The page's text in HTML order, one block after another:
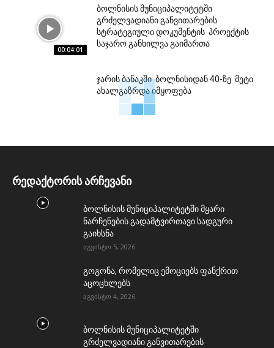
00:04:01
ბოლნისის მუნიციპალიტეტში
გრძელვადიანი განვითარების
სტრატეგიული დოკუმენტის პროექტის
საჯარო განხილვა გაიმართა
ჯარის ბანაკში ბოლნისიდან 40-ზე მეტი
ახალგაზრდა იმყოფება
რედაქტორის არჩევანი
ბოლნისის მუნიციპალიტეტში მყარი
ნარჩენების გადამტვირთავი სადგური
გაიხსნა
აგვისტო 5, 2026
გოგონა, რომელიც ემოციებს ფანქრით
აცოცხლებს
აგვისტო 4, 2026
ბოლნისის მუნიციპალიტეტში
გრძელვადიანი განვითარების